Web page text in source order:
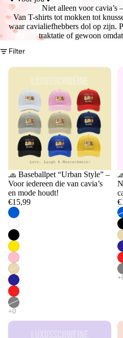
Niet alleen voor cavia’s
Van T-shirts tot mokken tot
waar cavialiefhebbers dol op zijn.
traktatie of gewoon
Filter
🧢 Baseballpet “Urban Style” –
Voor iedereen die van cavia’s
en mode houdt!
€15,99